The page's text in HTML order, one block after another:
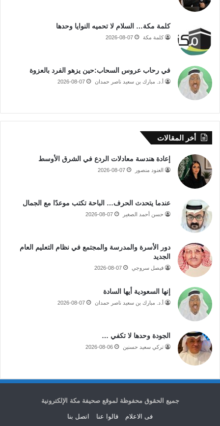
كلمة مكة… السلام لا تحميه النوايا وحدها
كلمة مكة 2026-08-07
في رحاب عروس السحاب:حين يزهو الفرد بالعزوة
أ.د. مبارك بن سعيد ناصر حمدان 2026-08-07
أخر المقالات
إعادة هندسة معادلات الردع في الشرق الأوسط
العنود منصور 2026-08-07
عندما يتحدث الحرف… الباحة تكتب موعدًا مع الجمال
حسن أحمد الصغير 2026-08-07
دور الأسرة والمدرسة والمجتمع في نظام التعليم العام
الجديد
فيصل سروجي 2026-08-07
إنها السعودية أيها السادة
أ.د. مبارك بن سعيد ناصر حمدان 2026-08-07
الجودة وحدها لا تكفي …
تركي سعيد حسنين 2026-08-06
جميع الحقوق محفوظة لموقع صحيفة مكة الإلكترونية
فى الاعلام قالوا عنا اتصل بنا